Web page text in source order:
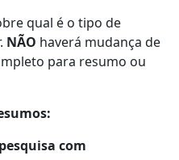
qual é o tipo de
NÃO haverá mudança de
para resumo ou
com